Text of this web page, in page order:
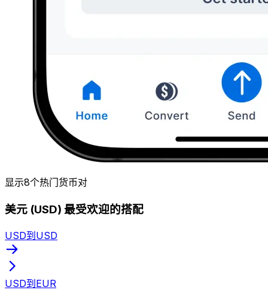
显示8个热门货币对
美元 (USD) 最受欢迎的搭配
USD到USD
USD到EUR